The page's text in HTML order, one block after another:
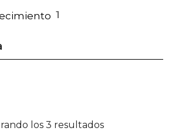
1
los 3 resultados